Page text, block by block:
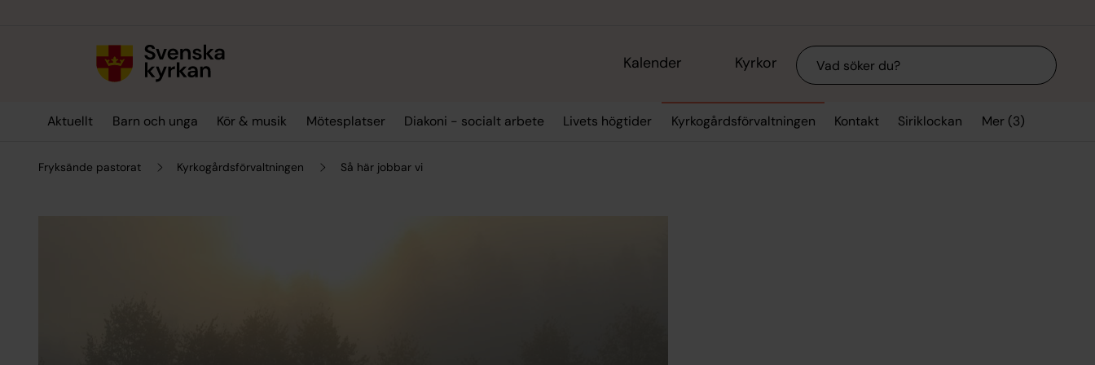
Kalender Kyrkor Sök
Aktuellt Barn och unga Kör & musik Mötesplatser Diakoni - socialt arbete Livets högtider Kyrkogårdsförvaltningen Kontakt Siriklockan Mer (3)
Fryksände pastorat Kyrkogårdsförvaltningen Så här jobbar vi